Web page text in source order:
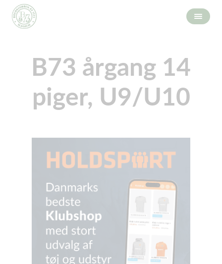
B73 årgang 14
piger, U9/U10